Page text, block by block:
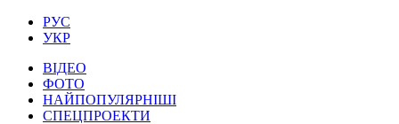
РУС
УКР
ВІДЕО
ФОТО
НАЙПОПУЛЯРНІШІ
СПЕЦПРОЕКТИ